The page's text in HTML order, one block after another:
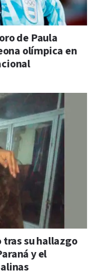
de Paula
olímpica en
tras su hallazgo
y el